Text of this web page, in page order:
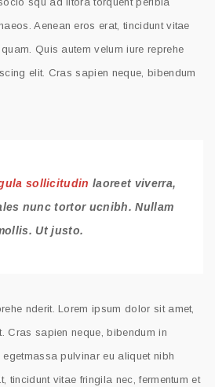
Aenean eros erat, tincidunt vitae
Quis autem velum iure reprehe
elit. Cras sapien neque, bibendum
sollicitudin laoreet viverra,
nunc tortor ucnibh. Nullam
Ut justo.
nderit. Lorem ipsum dolor sit amet,
Cras sapien neque, bibendum in
pulvinar eu aliquet nibh
tincidunt vitae fringila nec, fermentum et